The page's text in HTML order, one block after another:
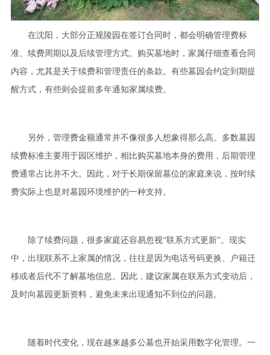
在沈阳，大部分正规陵园在签订合同时，都会明确管理费标
准、续费周期以及后续管理方式。购买墓地时，家属仔细查看合同
内容，尤其是关于续费和管理责任的条款。有些墓园会约定到期提
醒方式，有些则会提前多年通知家属续费。
另外，管理费金额通常并不像很多人想象得那么高。多数墓园
续费标准主要用于园区维护，相比购买墓地本身的费用，后期管理
费通常占比并不大。因此，对于长期保留墓位的家庭来说，按时续
费实际上也是对墓园环境维护的一种支持。
除了续费问题，很多家庭还容易忽视“联系方式更新”。现实
中，出现联系不上家属的情况，往往是因为电话号码更换、户籍迁
移或者后代不了解墓地信息。因此，建议家属在联系方式变动后，
及时向墓园更新资料，避免未来出现通知不到位的问题。
随着时代变化，现在越来越多公墓也开始采用数字化管理。一